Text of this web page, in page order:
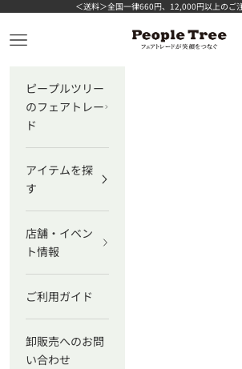
コンテンツへスキップ＜送料＞全国一律660円、12,000円以上のご
ピープルツリー公式
メニューを開く
ピープルツリー
のフェアトレー
ド
アイテムを探
す
店舗・イベン
ト情報
ご利用ガイド
卸販売へのお問
い合わせ